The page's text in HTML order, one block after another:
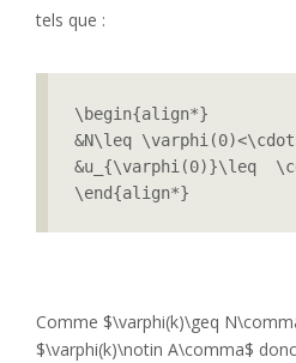
tels que :
\begin{align*}
&N\leq
&u_{\varphi(0)}\leq
\end{align*}
Comme $\varphi(k)\geq
$\varphi(k)\notin A\comma$